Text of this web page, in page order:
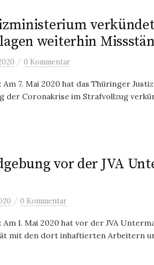
weiterhin
/ 0 Kommentar
Am 7. Mai 2020 hat das Thüringer
der Coronakrise im Strafvollzug
vor der JVA
/ 0 Kommentar
Am 1. Mai 2020 hat vor der JVA
mit den dort inhaftierten Arbeitern